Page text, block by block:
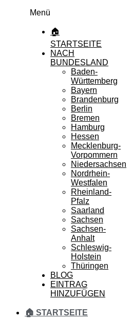
Menü
🏠
STARTSEITE
NACH
BUNDESLAND
Baden-
Württemberg
Bayern
Brandenburg
Berlin
Bremen
Hamburg
Hessen
Mecklenburg-
Vorpommern
Niedersachsen
Nordrhein-
Westfalen
Rheinland-
Pfalz
Saarland
Sachsen
Sachsen-
Anhalt
Schleswig-
Holstein
Thüringen
BLOG
EINTRAG
HINZUFÜGEN
🏠 STARTSEITE